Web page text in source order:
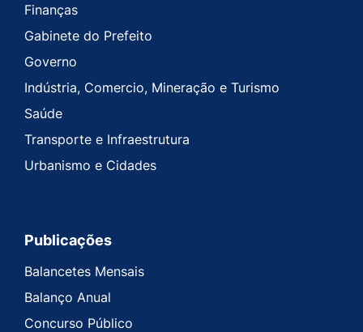
Finanças
Gabinete do Prefeito
Governo
Indústria, Comercio, Mineração e Turismo
Saúde
Transporte e Infraestrutura
Urbanismo e Cidades
Publicações
Balancetes Mensais
Balanço Anual
Concurso Público